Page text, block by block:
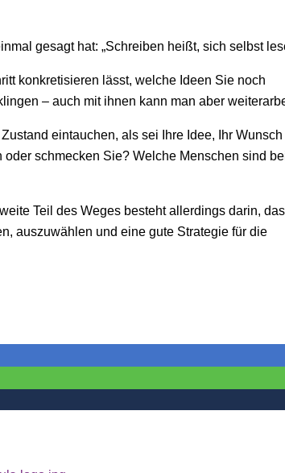
gesagt hat: „Schreiben heißt, sich selbst
konkretisieren lässt, welche Ideen Sie noch
– auch mit ihnen kann man aber
eintauchen, als sei Ihre Idee, Ihr Wunsch
schmecken Sie? Welche Menschen sind
Teil des Weges besteht allerdings darin, das
auszuwählen und eine gute Strategie für die